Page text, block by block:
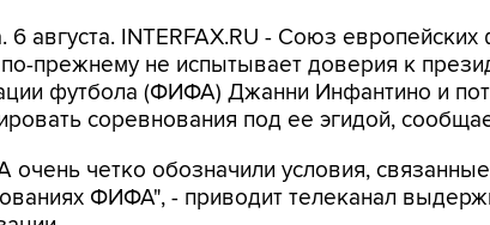
6 августа. INTERFAX.RU - Союз
прежнему не испытывает доверия к
футбола (ФИФА) Джанни Инфантино и
соревнования под ее эгидой,
очень четко обозначили условия,
ФИФА", - приводит телеканал